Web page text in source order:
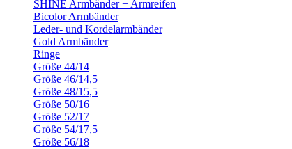
SHINE Armbänder + Armreifen
Bicolor Armbänder
Leder- und Kordelarmbänder
Gold Armbänder
Ringe
Größe 44/14
Größe 46/14,5
Größe 48/15,5
Größe 50/16
Größe 52/17
Größe 54/17,5
Größe 56/18